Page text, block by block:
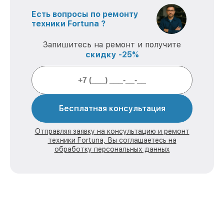
Есть вопросы по ремонту
техники Fortuna ?
Запишитесь на ремонт и получите
скидку -25%
Бесплатная консультация
Отправляя заявку на консультацию и ремонт
техники Fortuna, Вы соглашаетесь на
обработку персональных данных